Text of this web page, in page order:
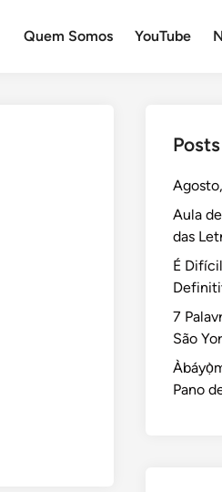
Quem Somos YouTube
Aula
das
É
7
São
Pano